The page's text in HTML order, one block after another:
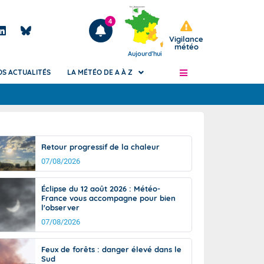
Articles
4
Aujourd'hui
Vigilance
météo
de
Phénomènes dangereux de J+2 à J+7
Avertissement pluies intenses à l'échelle
des communes (Apic)
Bulletins Marine
Bulletins d'estimation du risque
d'avalanche
Météo des forêts
Vigicrues
ACTUALITÉS LA MÉTÉO DE A À Z
Retour progressif de la chaleur
07/08/2026
Éclipse du 12 août 2026 : Météo-
France vous accompagne pour bien
l'observer
07/08/2026
Feux de forêts : danger élevé dans le
Sud